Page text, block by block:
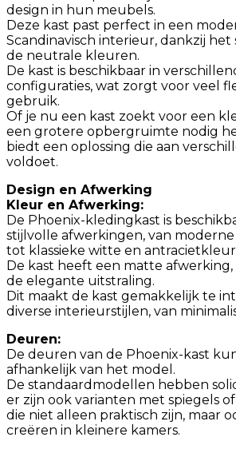
design in hun meubels.
Deze kast past perfect in een
Scandinavisch interieur, dankzij het
de neutrale kleuren.
De kast is beschikbaar in
configuraties, wat zorgt voor veel
gebruik.
Of je nu een kast zoekt voor een
een grotere opbergruimte nodig
biedt een oplossing die aan
voldoet.
Design en Afwerking
Kleur en Afwerking:
De Phoenix-kledingkast is
stijlvolle afwerkingen, van
tot klassieke witte en
De kast heeft een matte
de elegante uitstraling.
Dit maakt de kast gemakkelijk te
diverse interieurstijlen, van
Deuren:
De deuren van de Phoenix-kast
afhankelijk van het model.
De standaardmodellen hebben
er zijn ook varianten met spiegels
die niet alleen praktisch zijn, maar
creëren in kleinere kamers.